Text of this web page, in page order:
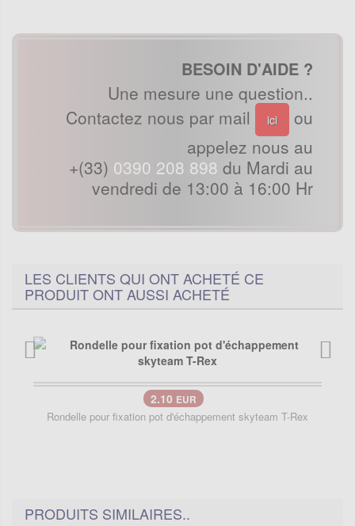
BESOIN D'AIDE ?
Une mesure une question..
Contactez nous par mail
ici
ou
appelez nous au
+(33) 0390 208 898 du Mardi au
vendredi de 13:00 à 16:00 Hr
LES CLIENTS QUI ONT ACHETÉ CE
PRODUIT ONT AUSSI ACHETÉ
2.10 EUR
Rondelle pour fixation pot d'échappement skyteam T-Rex
PRODUITS SIMILAIRES..